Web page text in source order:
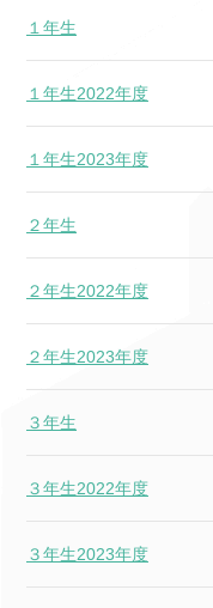
１年生
１年生2022年度
１年生2023年度
２年生
２年生2022年度
２年生2023年度
３年生
３年生2022年度
３年生2023年度